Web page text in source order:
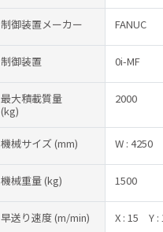
制御装置メーカー FANUC
制御装置 0i-MF
最大積載質量
(kg)
2000
機械サイズ(mm) W : 4250
機械重量(kg) 1500
早送り速度(m/min) X : 15 Y :